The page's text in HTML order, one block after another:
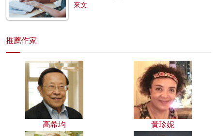
來文
推薦作家
高希均 黃珍妮